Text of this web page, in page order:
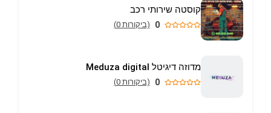
קוסטה שירותי רכב
0 (ביקורות 0)
מדוזה דיגיטל Meduza digital
0 (ביקורות 0)